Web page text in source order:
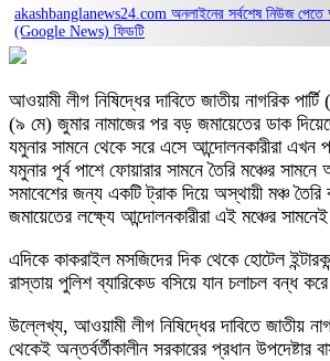
akashbanglanews24.com অনলাইনের সর্বশেষ নিউজ
(Google News) ফিডটি
আওয়ামী লীগ নিষিদ্ধের দাবিতে জাতীয় নাগরিক
(৯ মে) জুমার নামাজের পর বড় জমায়েতের ডাক
যমুনার সামনে থেকে সরে এসে আন্দোলনকারীরা এখন
যমুনার পূর্ব পাশে ফোয়ারার সামনে তৈরি মঞ্চের
সমাবেশের জন্য একটি ট্রাক দিয়ে অস্থায়ী মঞ্চ
জমায়েতের লক্ষ্যে আন্দোলনকারীরা এই মঞ্চের
এদিকে কাকরাইল মসজিদের দিক থেকে হোটেল
রাস্তায় পুলিশ ব্যারিকেড বসিয়ে যান চলাচল বন্ধ
উল্লেখ্য, আওয়ামী লীগ নিষিদ্ধের দাবিতে জাতীয়
থেকেই অন্তর্বর্তীকালীন সরকারের প্রধান উপদেষ্টার